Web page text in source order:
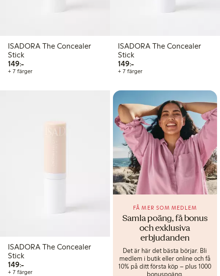
ISADORA The Concealer
Stick
149:-149,00 kr
+ 7 färger
ISADORA The Concealer
Stick
149:-149,00 kr
+ 7 färger
ISADORA The Concealer
Stick
149:-149,00 kr
+ 7 färger
Samla poäng, få bonus
och exklusiva
erbjudanden
FÅ MER SOM MEDLEM
Det är här det bästa börjar. Bli
medlem i butik eller online och få
10% på ditt första köp – plus 1000
bonuspoäng.